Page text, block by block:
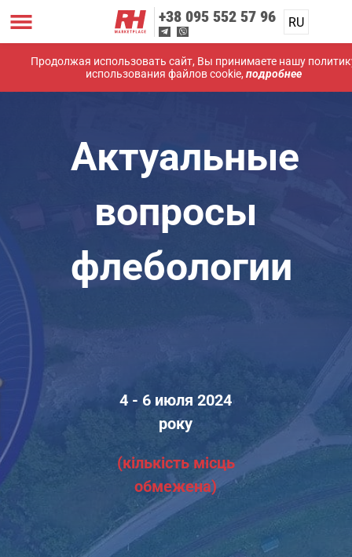
Продолжая использовать сайт, Вы принимаете нашу
использования файлов cookie, подробнее
+38 095 552 57 96 RU
Актуальные
вопросы
флебологии
4 - 6 июля 2024
року
(кількість місць
обмежена)